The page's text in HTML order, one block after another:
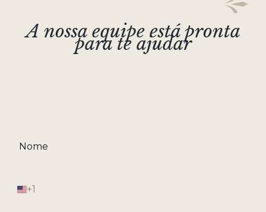
A nossa equipe está pronta
para te ajudar
Estados
+1